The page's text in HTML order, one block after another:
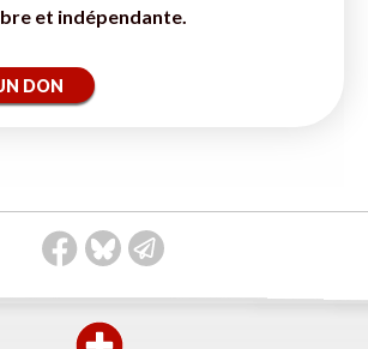
et indépendante.
DON